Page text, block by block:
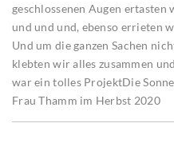
geschlossenen Augen ertasten
und und und, ebenso errieten
Und um die ganzen Sachen
klebten wir alles zusammen
war ein tolles ProjektDie
Frau Thamm im Herbst 2020